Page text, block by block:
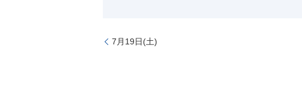
7月19日(土)